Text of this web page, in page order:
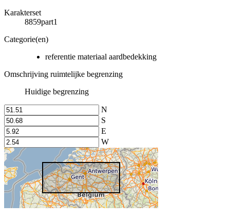
Karakterset
8859part1
Categorie(en)
referentie materiaal aardbedekking
Omschrijving ruimtelijke begrenzing
Huidige begrenzing
N
S
E
W